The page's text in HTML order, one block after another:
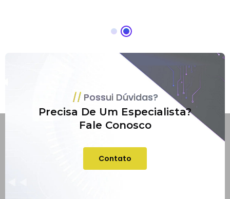
Possui Dúvidas?
Precisa De Um Especialista?
Fale Conosco
Contato